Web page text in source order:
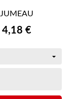
JUMEAU
Prix
4,18 €